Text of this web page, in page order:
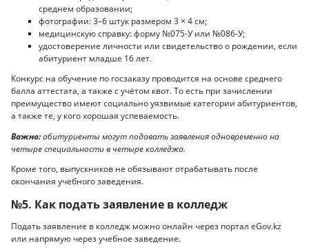
среднем образовании;
фотографии: 3–6 штук размером 3 × 4 см;
медицинскую справку: форму №075-У или №086-У;
удостоверение личности или свидетельство о рождении, если
абитуриент младше 16 лет.
Конкурс на обучение по госзаказу проводится на основе среднего
балла аттестата, а также с учётом квот. То есть при зачислении
преимущество имеют социально уязвимые категории абитуриентов,
а также те, у кого хорошая успеваемость.
Важно:абитуриенты могут подавать заявления одновременно на
четыре специальности в четыре колледжа.
Кроме того, выпускников не обязывают отрабатывать после
окончания учебного заведения.
№5. Как подать заявление в колледж
Подать заявление в колледж можно онлайн через портал eGov.kz
или напрямую через учебное заведение.